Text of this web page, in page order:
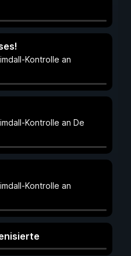
Kontrolle an
Kontrolle an De
Kontrolle an